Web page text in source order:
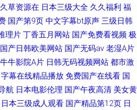
久草资源在 日本三级大全 久久福利 福
国产第9页 中文字幕bt原声 三级日韩
理片 丁香五月网站 国产免费看视频 极
国产日韩欧美网站 国产无码av 老湿A片
牛牛影院A片 日韩无码视频网站 都市激
字幕在线精品播放 免费国产在线看 国
航 日本电影伦理 国产午夜高清 美女黄
日本三级成人观看 国产精品第12页 日